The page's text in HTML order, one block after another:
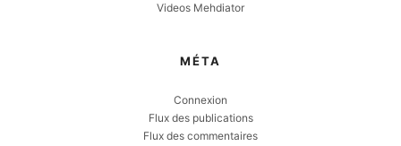
Videos Mehdiator
MÉTA
Connexion
Flux des publications
Flux des commentaires